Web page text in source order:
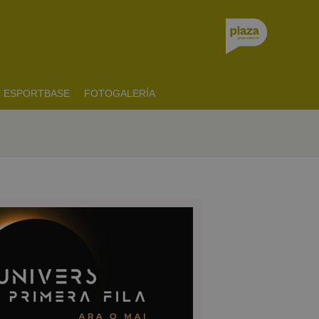
ESPORTBASE FOTOGALERÍA